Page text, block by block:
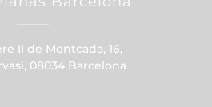
II de Montcada, 16,
08034 Barcelona